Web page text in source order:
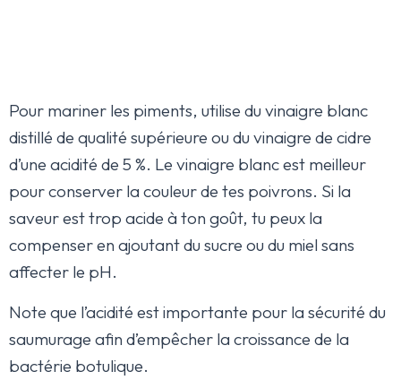
Pour mariner les piments, utilise du vinaigre blanc
distillé de qualité supérieure ou du vinaigre de cidre
d’une acidité de 5 %. Le vinaigre blanc est meilleur
pour conserver la couleur de tes poivrons. Si la
saveur est trop acide à ton goût, tu peux la
compenser en ajoutant du sucre ou du miel sans
affecter le pH.
Note que l’acidité est importante pour la sécurité du
saumurage afin d’empêcher la croissance de la
bactérie botulique.